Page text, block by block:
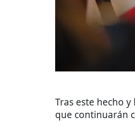
Tras este hecho
que continuarán